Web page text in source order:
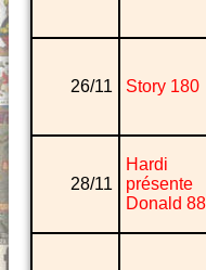
26/11 Story 180
28/11
Hardi
présente
Donald 88